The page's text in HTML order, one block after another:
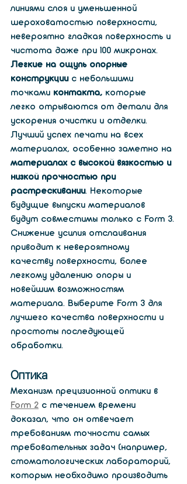
линиями слоя и уменьшенной
шероховатостью поверхности,
невероятно гладкая поверхность и
чистота даже при 100 микронах.
Легкие на ощупь опорные
конструкции с небольшими
точками контакта, которые
легко отрываются от детали для
ускорения очистки и отделки.
Лучший успех печати на всех
материалах, особенно заметно на
материалах с высокой вязкостью и
низкой прочностью при
растрескивании. Некоторые
будущие выпуски материалов
будут совместимы только с Form 3.
Снижение усилия отслаивания
приводит к невероятному
качеству поверхности, более
легкому удалению опоры и
новейшим возможностям
материала. Выберите Form 3 для
лучшего качества поверхности и
простоты последующей
обработки.
Оптика
Механизм прецизионной оптики в
Form 2 с течением времени
доказал, что он отвечает
требованиям точности самых
требовательных задач (например,
стоматологических лабораторий,
которым необходимо производить